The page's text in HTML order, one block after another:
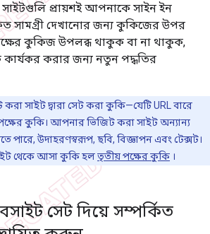
প্রায়শই আপনাকে সাইন ইন
সামগ্রী দেখানোর জন্য কুকিজের উপর
কুকিজ উপলব্ধ থাকুক বা না থাকুক,
করার জন্য নতুন পদ্ধতির
সাইট দ্বারা সেট করা কুকি—যেটি URL বারে
কুকি। আপনার ভিজিট করা সাইট অন্যান্য
পারে, উদাহরণস্বরূপ, ছবি, বিজ্ঞাপন এবং টেক্সট।
থেকে আসা কুকি হলতৃতীয় পক্ষের কুকি ।
সেট দিয়ে সম্পর্কিত